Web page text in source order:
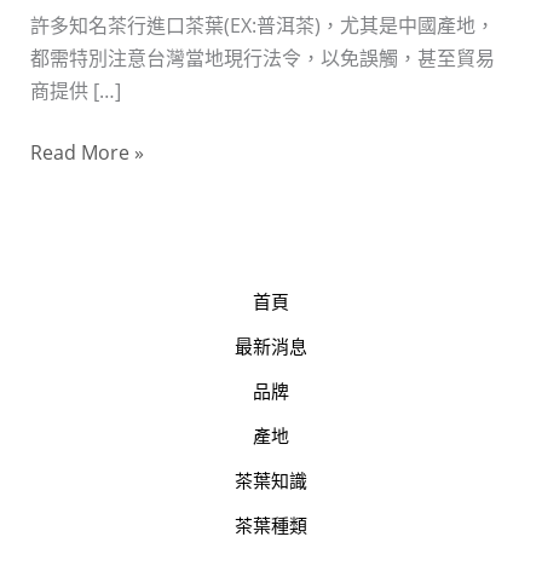
許多知名茶行進口茶葉(EX:普洱茶)，尤其是中國產地，
都需特別注意台灣當地現行法令，以免誤觸，甚至貿易
商提供 […]
口
優
質
洱
Read More »
首頁
最新消息
品牌
產地
茶葉知識
茶葉種類